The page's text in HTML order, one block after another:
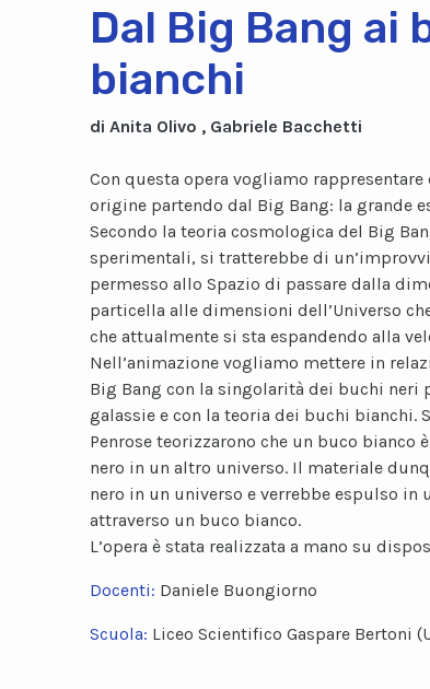
Dal Big Bang ai
bianchi
di Anita Olivo , Gabriele Bacchetti
Con questa opera vogliamo rappresentare
origine partendo dal Big Bang: la grande
Secondo la teoria cosmologica del Big
sperimentali, si tratterebbe di
permesso allo Spazio di passare dalla
particella alle dimensioni dell’Universo
che attualmente si sta espandendo alla
Nell’animazione vogliamo mettere in
Big Bang con la singolarità dei buchi neri
galassie e con la teoria dei buchi bianchi.
Penrose teorizzarono che un buco bianco
nero in un altro universo. Il materiale
nero in un universo e verrebbe espulso in
attraverso un buco bianco.
L’opera è stata realizzata a mano su
Docenti: Daniele Buongiorno
Scuola: Liceo Scientifico Gaspare Bertoni